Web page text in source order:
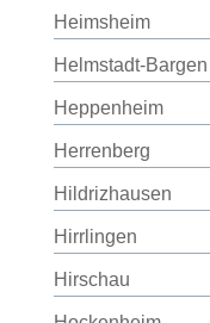
Heimsheim
Helmstadt-Bargen
Heppenheim
Herrenberg
Hildrizhausen
Hirrlingen
Hirschau